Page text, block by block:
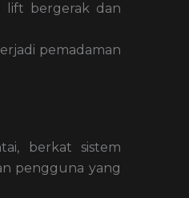
lift bergerak dan
pemadaman
berkat sistem
pengguna yang